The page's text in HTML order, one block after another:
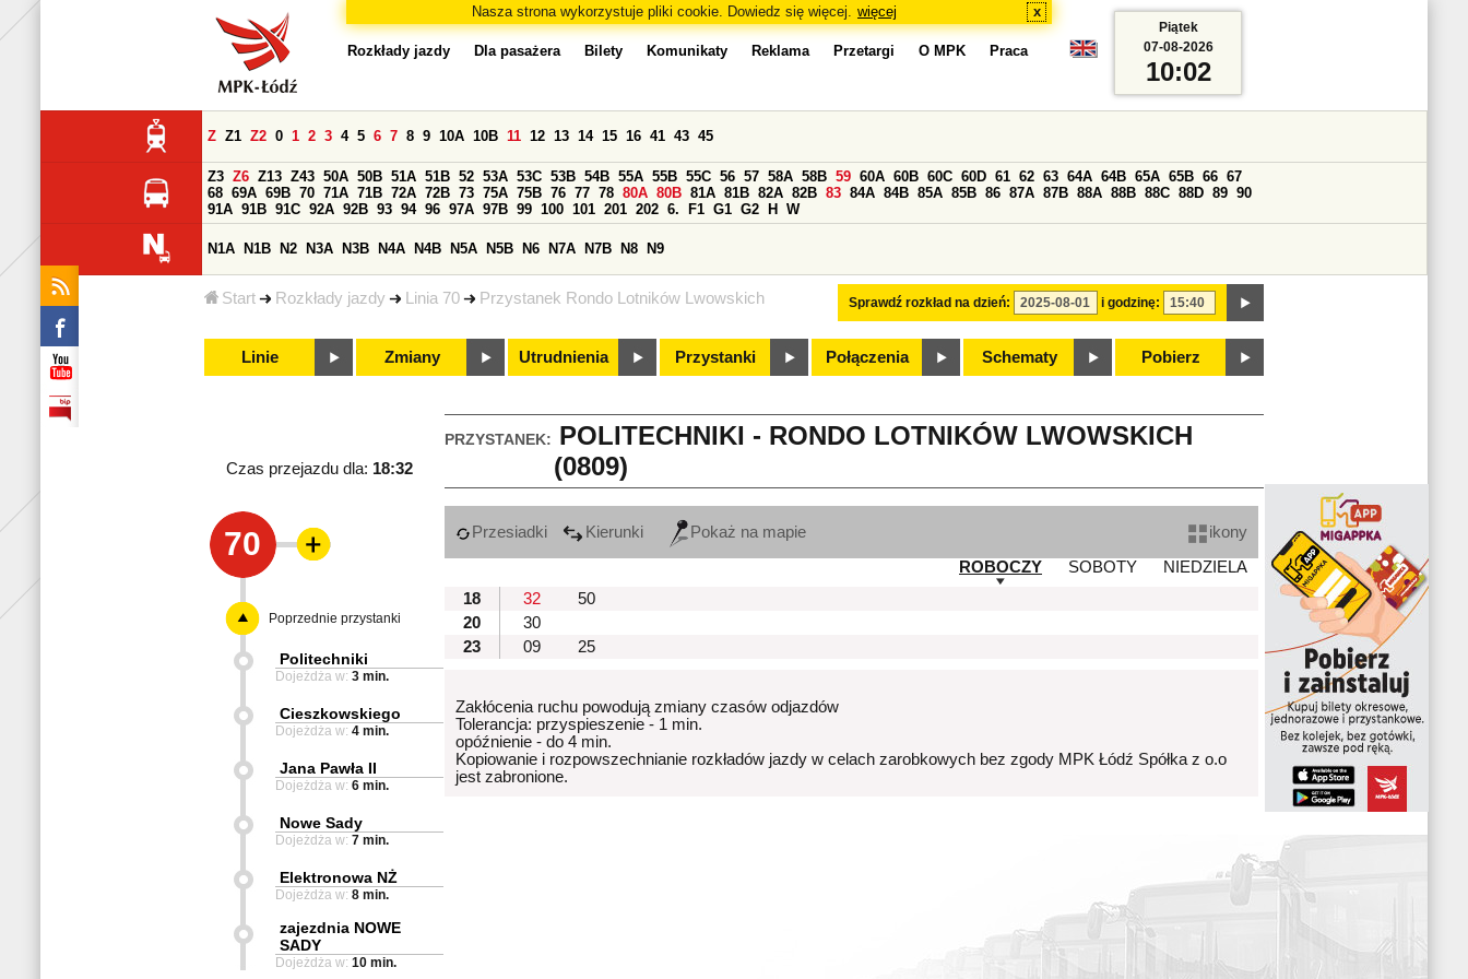
Nasza strona wykorzystuje pliki cookie. Dowiedz się więcej. więcej x
Start Rozkłady jazdy Linia 70 Przystanek Rondo Lotników Lwowskich
Rozkłady jazdy Dla pasażera Bilety Komunikaty Reklama Przetargi O MPK Praca
Sprawdź rozkład na dzień: i godzinę:
Z Z1 Z2 0 1 2 3 4 5 6 7 8 9 10A 10B 11 12 13 14 15 16 41 43 45
Z3 Z6 Z13 Z43 50A 50B 51A 51B 52 53A 53C 53B 54B 55A 55B 55C 56 57 58A 58B 59 60A 60B 60C 60D 61 62 63 64A 64B 65A 65B 66 67
68 69A 69B 70 71A 71B 72A 72B 73 75A 75B 76 77 78 80A 80B 81A 81B 82A 82B 83 84A 84B 85A 85B 86 87A 87B 88A 88B 88C 88D 89 90
91A 91B 91C 92A 92B 93 94 96 97A 97B 99 100 101 201 202 6. F1 G1 G2 H W
N1A N1B N2 N3A N3B N4A N4B N5A N5B N6 N7A N7B N8 N9
Linie Zmiany Utrudnienia Przystanki Połączenia Schematy Pobierz
Piątek
07-08-2026
10:02
PRZYSTANEK: POLITECHNIKI - RONDO LOTNIKÓW LWOWSKICH
(0809)
Czas przejazdu dla: 18:32
70 Przesiadki Kierunki Pokaż na mapie
ikony
ROBOCZY
SOBOTY
NIEDZIELA
18
32
50
20
30
23
09 25
Zakłócenia ruchu powodują zmiany czasów odjazdów
Tolerancja: przyspieszenie - 1 min.
opóźnienie - do 4 min.
Kopiowanie i rozpowszechnianie rozkładów jazdy w celach zarobkowych bez zgody MPK Łódź Spółka z o.o
jest zabronione.
Poprzednie przystanki
Politechniki
Dojeżdża w: 3 min.
Cieszkowskiego
Dojeżdża w: 4 min.
Jana Pawła II
Dojeżdża w: 6 min.
Nowe Sady
Dojeżdża w: 7 min.
Elektronowa NŻ
Dojeżdża w: 8 min.
zajezdnia NOWE
SADY
Dojeżdża w: 10 min.